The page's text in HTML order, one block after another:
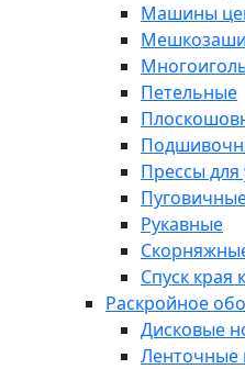
Машины
Петельные
Прессы для
Рукавные
Спуск края
Раскройное
Дисковые
Ленточные